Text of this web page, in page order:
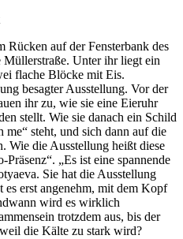
Rücken auf der Fensterbank des
Unter ihr liegt ein
flache Blöcke mit Eis.
besagter Ausstellung. Vor der
ihr zu, wie sie eine Eieruhr
stellt. Wie sie danach ein Schild
steht, und sich dann auf die
Wie die Ausstellung heißt diese
Präsenz“. „Es ist eine spannende
Sie hat die Ausstellung
erst angenehm, mit dem Kopf
wird es wirklich
trotzdem aus, bis der
die Kälte zu stark wird?